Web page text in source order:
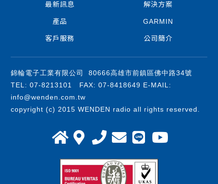
最新訊息 解決方案
產品 GARMIN
客戶服務 公司簡介
錦輪電子工業有限公司 80666高雄市前鎮區佛中路34號
TEL: 07-8213101 FAX: 07-8418649 E-MAIL:
info@wenden.com.tw
copyright (c) 2015 WENDEN radio all rights reserved.